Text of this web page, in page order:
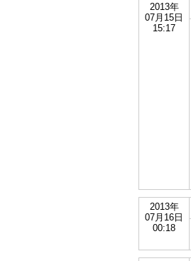
2013年
07月15日
15:17
2013年
07月16日
00:18